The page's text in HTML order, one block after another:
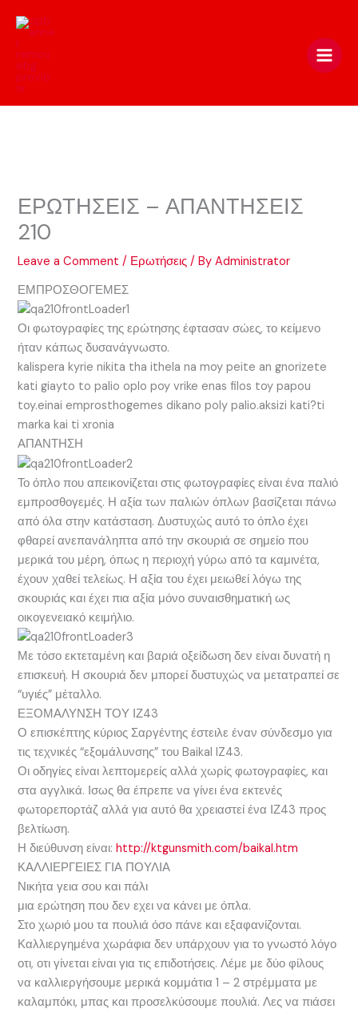
content
ΕΡΩΤΗΣΕΙΣ – ΑΠΑΝΤΗΣΕΙΣ
210
Leave a Comment / Ερωτήσεις / ByAdministrator
ΕΜΠΡΟΣΘΟΓΕΜΕΣ
Οι φωτογραφίες της ερώτησης έφτασαν σώες, το κείμενο
ήταν κάπως δυσανάγνωστο.
kalispera kyrie nikita tha ithela na moy peite an gnorizete
kati giayto to palio oplo poy vrike enas filos toy papou
toy.einai emprosthogemes dikano poly palio.aksizi kati?ti
marka kai ti xronia
ΑΠΑΝΤΗΣΗ
Το όπλο που απεικονίζεται στις φωτογραφίες είναι ένα παλιό
εμπροσθογεμές. Η αξία των παλιών όπλων βασίζεται πάνω
από όλα στην κατάσταση. Δυστυχώς αυτό το όπλο έχει
φθαρεί ανεπανάληπτα από την σκουριά σε σημείο που
μερικά του μέρη, όπως η περιοχή γύρω από τα καμινέτα,
έχουν χαθεί τελείως. Η αξία του έχει μειωθεί λόγω της
σκουριάς και έχει πια αξία μόνο συναισθηματική ως
οικογενειακό κειμήλιο.
Με τόσο εκτεταμένη και βαριά οξείδωση δεν είναι δυνατή η
επισκευή. Η σκουριά δεν μπορεί δυστυχώς να μετατραπεί σε
“υγιές” μέταλλο.
ΕΞΟΜΑΛΥΝΣΗ ΤΟΥ ΙΖ43
Ο επισκέπτης κύριος Σαργέντης έστειλε έναν σύνδεσμο για
τις τεχνικές “εξομάλυνσης” του Baikal IZ43.
Οι οδηγίες είναι λεπτομερείς αλλά χωρίς φωτογραφίες, και
στα αγγλικά. Ισως θα έπρεπε να γίνει ένα εκτενές
φωτορεπορτάζ αλλά για αυτό θα χρειαστεί ένα ΙΖ43 προς
βελτίωση.
Η διεύθυνση είναι:http://ktgunsmith.com/baikal.htm
ΚΑΛΛΙΕΡΓΕΙΕΣ ΓΙΑ ΠΟΥΛΙΑ
Νικήτα γεια σου και πάλι
μια ερώτηση που δεν εχει να κάνει με όπλα.
Στο χωριό μου τα πουλιά όσο πάνε και εξαφανίζονται.
Καλλιεργημένα χωράφια δεν υπάρχουν για το γνωστό λόγο
οτι, οτι γίνεται είναι για τις επιδοτήσεις. Λέμε με δύο φίλους
να καλλιεργήσουμε μερικά κομμάτια 1 – 2 στρέμματα με
καλαμπόκι, μπας και προσελκύσουμε πουλιά. Λες να πιάσει